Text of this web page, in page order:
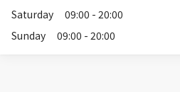
Saturday
09:00 - 20:00
Sunday
09:00 - 20:00